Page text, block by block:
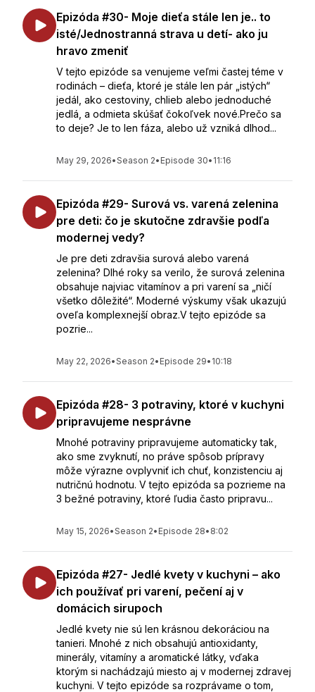
Epizóda #30- Moje dieťa stále len je.. to
isté/Jednostranná strava u detí- ako ju
hravo zmeniť
V tejto epizóde sa venujeme veľmi častej téme v
rodinách – dieťa, ktoré je stále len pár „istých“
jedál, ako cestoviny, chlieb alebo jednoduché
jedlá, a odmieta skúšať čokoľvek nové.Prečo sa
to deje? Je to len fáza, alebo už vzniká dlhod...
May 29, 2026•Season 2• Episode 30• 11:16
Epizóda #29- Surová vs. varená zelenina
pre deti: čo je skutočne zdravšie podľa
modernej vedy?
Je pre deti zdravšia surová alebo varená
zelenina? Dlhé roky sa verilo, že surová zelenina
obsahuje najviac vitamínov a pri varení sa „ničí
všetko dôležité“. Moderné výskumy však ukazujú
oveľa komplexnejší obraz.V tejto epizóde sa
pozrie...
May 22, 2026•Season 2• Episode 29• 10:18
Epizóda #28- 3 potraviny, ktoré v kuchyni
pripravujeme nesprávne
Mnohé potraviny pripravujeme automaticky tak,
ako sme zvyknutí, no práve spôsob prípravy
môže výrazne ovplyvniť ich chuť, konzistenciu aj
nutričnú hodnotu. V tejto epizóda sa pozrieme na
3 bežné potraviny, ktoré ľudia často pripravu...
May 15, 2026•Season 2• Episode 28• 8:02
Epizóda #27- Jedlé kvety v kuchyni – ako
ich používať pri varení, pečení aj v
domácich sirupoch
Jedlé kvety nie sú len krásnou dekoráciou na
tanieri. Mnohé z nich obsahujú antioxidanty,
minerály, vitamíny a aromatické látky, vďaka
ktorým si nachádzajú miesto aj v modernej zdravej
kuchyni. V tejto epizóde sa rozprávame o tom,